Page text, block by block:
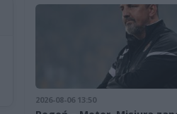
2026-08-06 13:50